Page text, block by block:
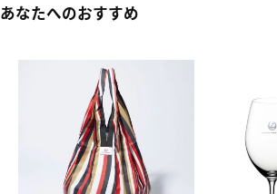
あなたへのおすすめ